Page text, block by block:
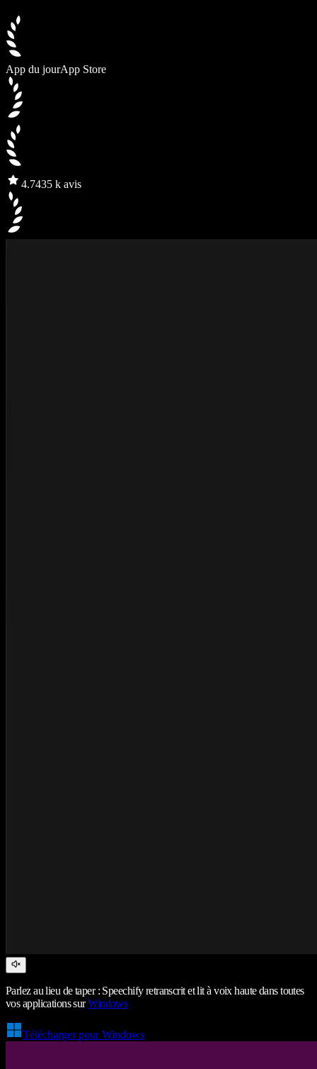
App du jourApp Store
4.7435 k avis
Parlez au lieu de taper : Speechify retranscrit et lit à voix haute dans toutes
vos applications surWindows
Télécharger pour Windows